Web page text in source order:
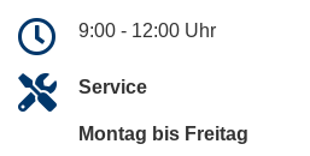
9:00 - 12:00 Uhr
Service
Montag bis Freitag